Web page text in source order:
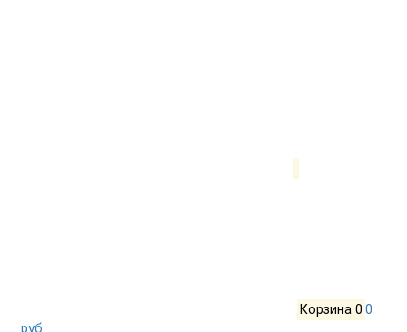
Корзина 0 0
руб.